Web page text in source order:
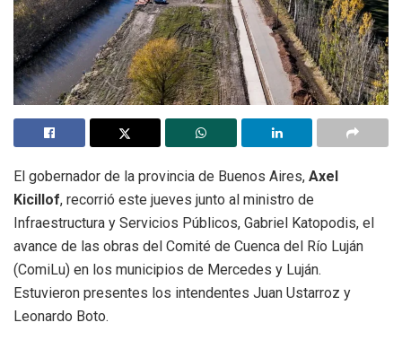
El gobernador de la provincia de Buenos Aires, Axel
Kicillof, recorrió este jueves junto al ministro de
Infraestructura y Servicios Públicos, Gabriel Katopodis, el
avance de las obras del Comité de Cuenca del Río Luján
(ComiLu) en los municipios de Mercedes y Luján.
Estuvieron presentes los intendentes Juan Ustarroz y
Leonardo Boto.